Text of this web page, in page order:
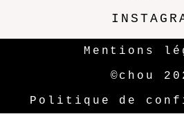
Mentions
©chou
Politique de